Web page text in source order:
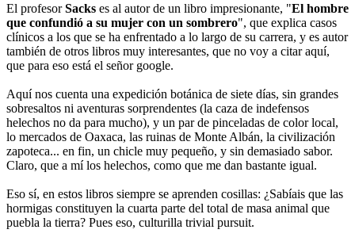
El profesorSacks es al autor de un libro impresionante, "El hombre
que confundió a su mujer con un sombrero", que explica casos
clínicos a los que se ha enfrentado a lo largo de su carrera, y es autor
también de otros libros muy interesantes, que no voy a citar aquí,
que para eso está el señor google.
Aquí nos cuenta una expedición botánica de siete días, sin grandes
sobresaltos ni aventuras sorprendentes (la caza de indefensos
helechos no da para mucho), y un par de pinceladas de color local,
lo mercados de Oaxaca, las ruinas de Monte Albán, la civilización
zapoteca... en fin, un chicle muy pequeño, y sin demasiado sabor.
Claro, que a mí los helechos, como que me dan bastante igual.
Eso sí, en estos libros siempre se aprenden cosillas: ¿Sabíais que las
hormigas constituyen la cuarta parte del total de masa animal que
puebla la tierra? Pues eso, culturilla trivial pursuit.